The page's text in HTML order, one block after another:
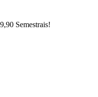
Semestrais!